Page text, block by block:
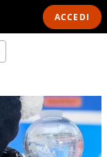
ACCEDI